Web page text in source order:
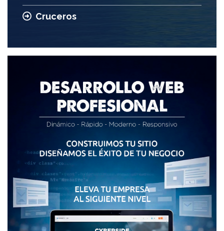
Cruceros